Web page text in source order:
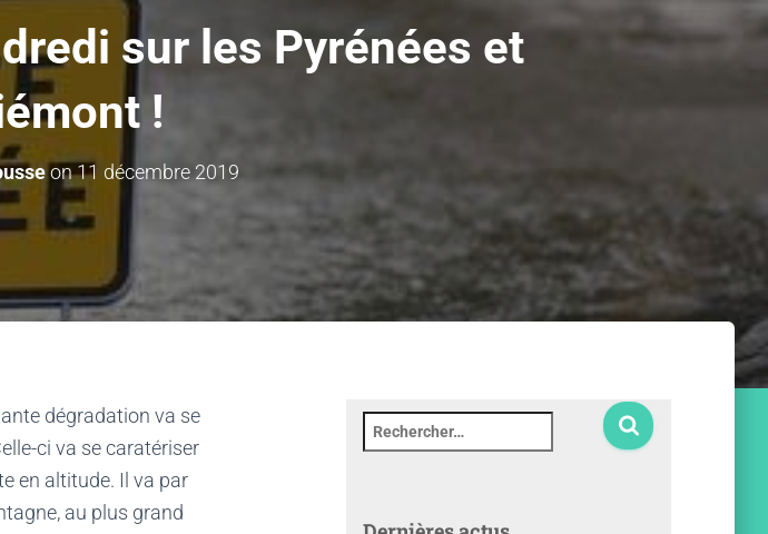
sur les Pyrénées et
!
on11 décembre 2019
dégradation va se
ci va se caratériser
en altitude. Il va par
au plus grand